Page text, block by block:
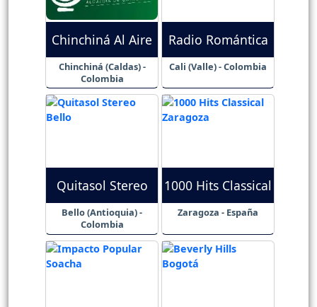
Chinchiná Al Aire
Chinchiná (Caldas) -
Colombia
Radio Romántica
Cali (Valle) - Colombia
Quitasol Stereo
Bello (Antioquia) -
Colombia
1000 Hits Classical
Zaragoza - España